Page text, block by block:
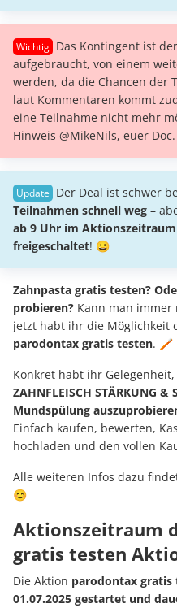
Das Kontingent ist
aufgebraucht, von einem
werden, da die Chancen der
laut Kommentaren kommt
eine Teilnahme nicht mehr
Hinweis @MikeNils, euer Doc.
Der Deal ist schwer
Teilnahmen schnell weg –
ab 9 Uhr im
freigeschaltet! 😀
Zahnpasta gratis testen?
probieren? Kann man immer
jetzt habt ihr die Möglichkeit
parodontax gratis testen. 🪥
Konkret habt ihr
ZAHNFLEISCH STÄRKUNG
Mundspülung
Einfach kaufen, bewerten,
hochladen und den vollen
Alle weiteren Infos dazu
😊
Aktionszeitraum
gratis testen
Die Aktion parodontax gratis
01.07.2025 gestartet und